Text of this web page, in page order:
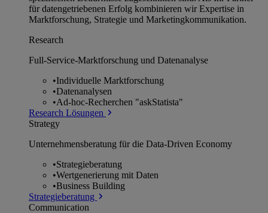
für datengetriebenen Erfolg kombinieren wir Expertise in
Marktforschung, Strategie und Marketingkommunikation.
Research
Full-Service-Marktforschung und Datenanalyse
•Individuelle Marktforschung
•Datenanalysen
•Ad-hoc-Recherchen "askStatista"
Research Lösungen
Strategy
Unternehmens­beratung für die Data-Driven Economy
•Strategieberatung
•Wertgenerierung mit Daten
•Business Building
Strategieberatung
Communication